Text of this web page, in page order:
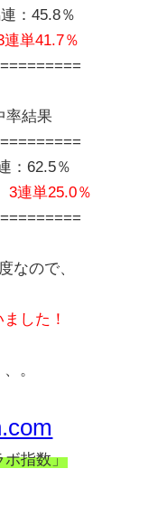
：45.8％
連単41.7％
率結果
：62.5％
3連単25.0％
なので、
した！
。
ボ指数」